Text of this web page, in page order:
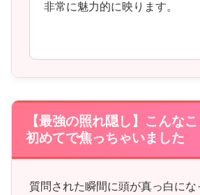
非常に魅力的に映ります。
【最強の照れ隠し】こんな
初めてで焦っちゃいました
質問された瞬間に頭が真っ白にな